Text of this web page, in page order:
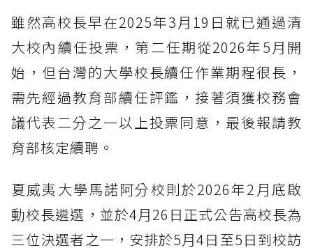
雖然高校長早在2025年3月19日就已通過清
大校內續任投票，第二任期從2026年5月開
始，但台灣的大學校長續任作業期程很長，
需先經過教育部續任評鑑，接著須獲校務會
議代表二分之一以上投票同意，最後報請教
育部核定續聘。
夏威夷大學馬諾阿分校則於2026年2月底啟
動校長遴選，並於4月26日正式公告高校長為
三位決選者之一，安排於5月4日至5日到校訪